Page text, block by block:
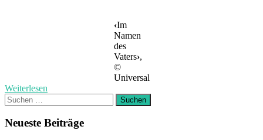
‹Im
Namen
des
Vaters›,
©
Universal
Weiterlesen
Suchen
nach:
Neueste Beiträge